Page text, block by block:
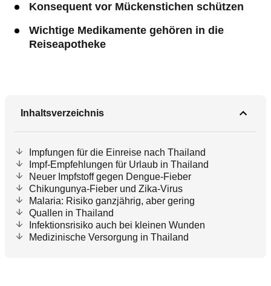
Konsequent vor Mückenstichen schützen
Wichtige Medikamente gehören in die
Reiseapotheke
Inhaltsverzeichnis
Impfungen für die Einreise nach Thailand
Impf-Empfehlungen für Urlaub in Thailand
Neuer Impfstoff gegen Dengue-Fieber
Chikungunya-Fieber und Zika-Virus
Malaria: Risiko ganzjährig, aber gering
Quallen in Thailand
Infektionsrisiko auch bei kleinen Wunden
Medizinische Versorgung in Thailand